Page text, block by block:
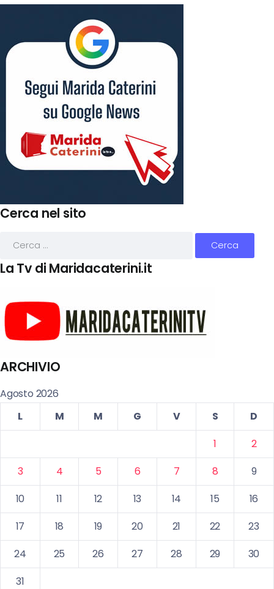
Cerca nel sito
La Tv di Maridacaterini.it
ARCHIVIO
Agosto 2026
L
M M G V S
D
1
2
3
4 5 6 7 8
9
10
11 12 13 14 15
16
17
18 19 20 21 22
23
24
25 26 27 28 29
30
31